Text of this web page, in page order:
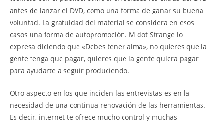
antes de lanzar el DVD, como una forma de ganar su buena
voluntad. La gratuidad del material se considera en esos
casos una forma de autopromoción. M dot Strange lo
expresa diciendo que «Debes tener alma», no quieres que la
gente tenga que pagar, quieres que la gente quiera pagar
para ayudarte a seguir produciendo.
Otro aspecto en los que inciden las entrevistas es en la
necesidad de una continua renovación de las herramientas.
Es decir, internet te ofrece mucho control y muchas